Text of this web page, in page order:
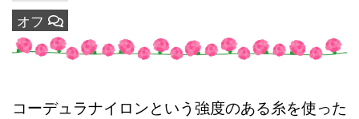
オフ
コーデュラナイロンという強度のある糸を使った